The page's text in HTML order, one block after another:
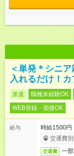
＜単発＊シニ
入れるだけ！カ
派遣 職種未経験OK
WEB登録・面接OK
給与
時給1500円
交通費
交通費
一